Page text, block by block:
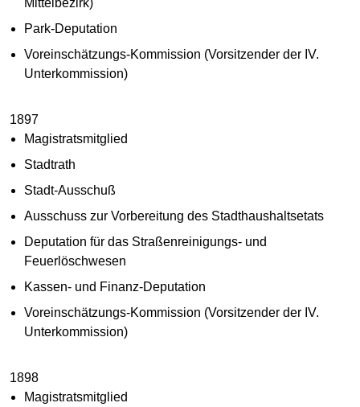
Park-Deputation
Voreinschätzungs-Kommission (Vorsitzender der IV.
Unterkommission)
1897
Magistratsmitglied
Stadtrath
Stadt-Ausschuß
Ausschuss zur Vorbereitung des Stadthaushaltsetats
Deputation für das Straßenreinigungs- und
Feuerlöschwesen
Kassen- und Finanz-Deputation
Voreinschätzungs-Kommission (Vorsitzender der IV.
Unterkommission)
1898
Magistratsmitglied